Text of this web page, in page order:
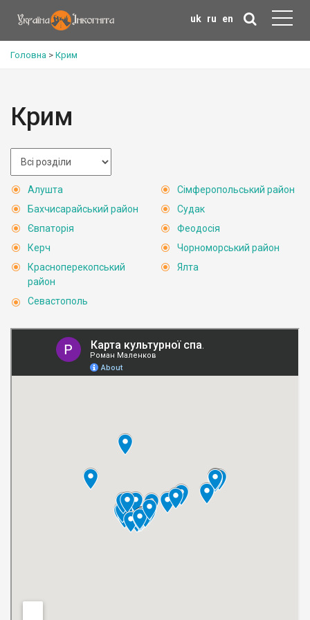
uk ru en
Головна > Крим
Крим
Алушта
Бахчисарайський район
Євпаторія
Керч
Красноперекопський
район
Севастополь
Сімферопольський район
Судак
Феодосія
Чорноморський район
Ялта